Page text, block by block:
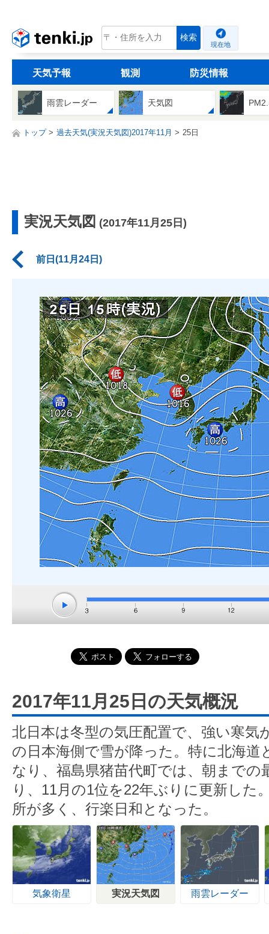
tenki.jp 検索
現在地
天気予報 観測 防災情報
雨雲レーダー 天気図
トップ 過去天気(実況天気図)2017年11月 25日
実況天気図 (2017年11月25日)
前日(11月24日)
2017年11月25日の天気概況
北日本は冬型の気圧配置で、強い寒気
の日本海側で雪が降った。特に北海道
なり、福島県猪苗代町では、朝までの
り、11月の1位を22年ぶりに更新した
所が多く、行楽日和となった。
気象衛星 実況天気図 雨雲レーダー